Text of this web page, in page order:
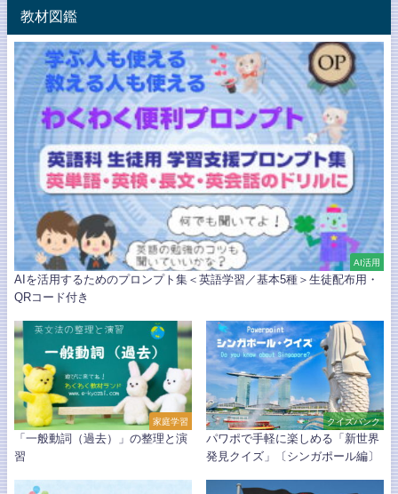
教材図鑑
AI活用
AIを活用するためのプロンプト集＜英語学習／基本5種＞生徒配布用・
QRコード付き
家庭学習
「一般動詞（過去）」の整理と演
習
クイズバンク
パワポで手軽に楽しめる「新世界
発見クイズ」〔シンガポール編〕